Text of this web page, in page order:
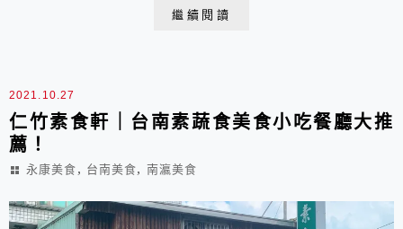
繼續閱讀
2021.10.27
仁竹素食軒｜台南素蔬食美食小吃餐廳大推
薦！
永康美食 , 台南美食, 南瀛美食